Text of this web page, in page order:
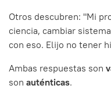
Otros descubren: "Mi
ciencia, cambiar
con eso. Elijo no tener
Ambas respuestas son
son auténticas.